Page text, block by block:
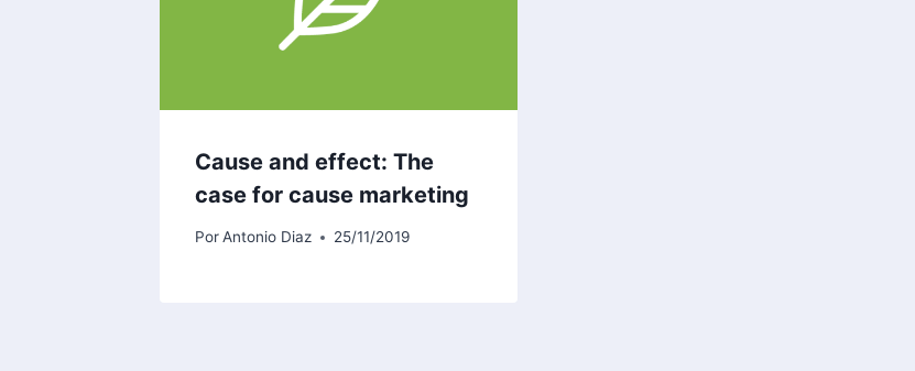
Cause and effect: The
case for cause marketing
PorAntonio Diaz 25/11/2019